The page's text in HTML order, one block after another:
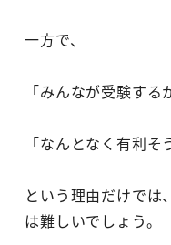
一方で、
「みんなが受験する
「なんとなく有利そ
という理由だけでは
は難しいでしょう。